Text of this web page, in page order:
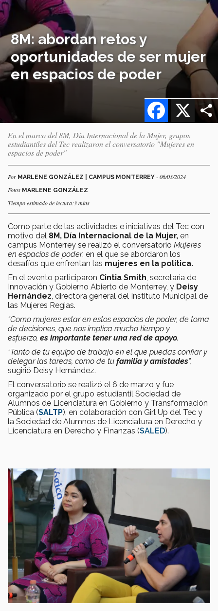
8M: abordan retos y
oportunidades de ser mujer
en espacios de poder
X
Facebook
En el marco del 8M, Día Internacional de la Mujer, grupos
estudiantiles del Tec realizaron el conversatorio "Mujeres en
espacios de poder"
Por MARLENE GONZÁLEZ | CAMPUS MONTERREY - 06/03/2024
Fotos MARLENE GONZÁLEZ
Tiempo estimado de lectura:3 mins
Como parte de las actividades e iniciativas del Tec con
motivo del 8M, Día Internacional de la Mujer, en
campus Monterrey se realizó el conversatorio Mujeres
en espacios de poder, en el que se abordaron los
desafíos que enfrentan las mujeres en la política.
En el evento participaron Cintia Smith , secretaria de
Innovación y Gobierno Abierto de Monterrey, y Deisy
Hernández , directora general del Instituto Municipal de
las Mujeres Regias.
“Como mujeres estar en estos espacios de poder, de toma
de decisiones, que nos implica mucho tiempo y
esfuerzo, es importante tener una red de apoyo.
“Tanto de tu equipo de trabajo en el que puedas confiar y
delegar las tareas, como de tu familia y amistades”,
sugirió Deisy Hernández.
El conversatorio se realizó el 6 de marzo y fue
organizado por el grupo estudiantil Sociedad de
Alumnos de Licenciatura en Gobierno y Transformación
Pública (SALTP), en colaboración con Girl Up del Tec y
la Sociedad de Alumnos de Licenciatura en Derecho y
Licenciatura en Derecho y Finanzas (SALED).